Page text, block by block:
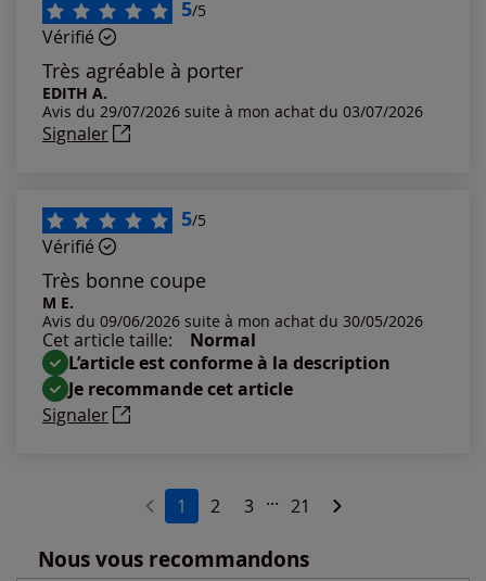
Les plus anciens
Notes les plus élevées
5/5
Vérifié
Très agréable à porter
EDITH A.
Avis du 29/07/2026 suite à mon achat du 03/07/2026
Signaler
5/5
Vérifié
Très bonne coupe
M E.
Avis du 09/06/2026 suite à mon achat du 30/05/2026
Cet article taille:
Normal
L’article est conforme à la description
Je recommande cet article
Signaler
1 2 3 ... 21
Nous vous recommandons